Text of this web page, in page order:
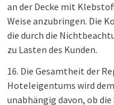
an der Decke mit
Weise anzubringen. Die
die durch die
zu Lasten des Kunden.
16. Die Gesamtheit der
Hoteleigentums wird
unabhängig davon, ob